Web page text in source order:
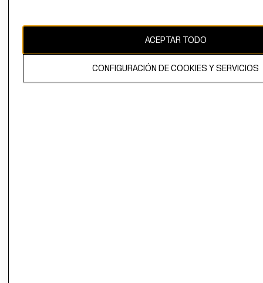
El contenido de esta página web está protegido por copyright y es
propiedad de H&M Hennes & Mauritz AB.
ACEPTAR TODO
CONFIGURACIÓN DE COOKIES Y SERVICIOS